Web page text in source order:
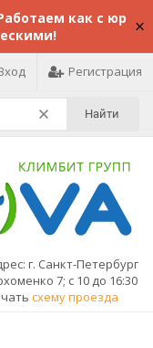
как с юр
Регистрация
Найти
г. Санкт-Петербург
7; с 10 до 16:30
схему проезда